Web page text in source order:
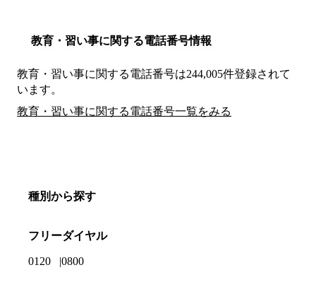
教育・習い事に関する電話番号情報
教育・習い事に関する電話番号は244,005件登録されて
います。
教育・習い事に関する電話番号一覧をみる
種別から探す
フリーダイヤル
0120 0800